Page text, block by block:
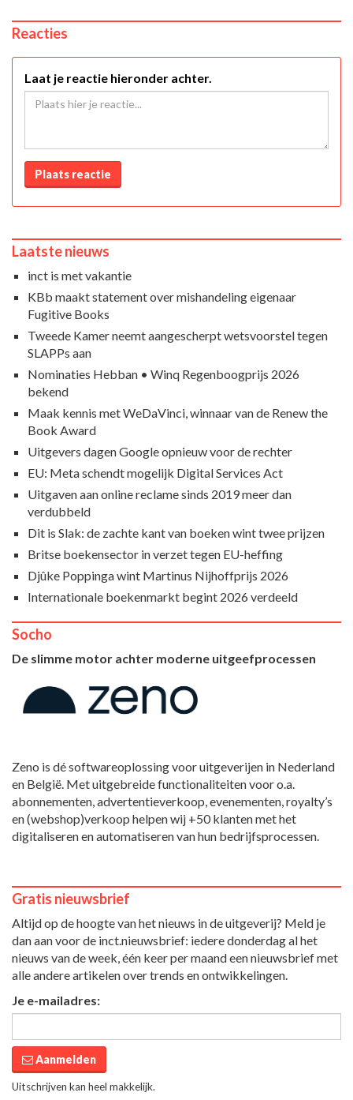
Reacties
Laat je reactie hieronder achter.
Plaats reactie
Laatste nieuws
inct is met vakantie
KBb maakt statement over mishandeling eigenaar
Fugitive Books
Tweede Kamer neemt aangescherpt wetsvoorstel tegen
SLAPPs aan
Nominaties Hebban • Winq Regenboogprijs 2026
bekend
Maak kennis met WeDaVinci, winnaar van de Renew the
Book Award
Uitgevers dagen Google opnieuw voor de rechter
EU: Meta schendt mogelijk Digital Services Act
Uitgaven aan online reclame sinds 2019 meer dan
verdubbeld
Dit is Slak: de zachte kant van boeken wint twee prijzen
Britse boekensector in verzet tegen EU-heffing
Djûke Poppinga wint Martinus Nijhoffprijs 2026
Internationale boekenmarkt begint 2026 verdeeld
Socho
De slimme motor achter moderne uitgeefprocessen
Zeno is dé softwareoplossing voor uitgeverijen in Nederland
en België. Met uitgebreide functionaliteiten voor o.a.
abonnementen, advertentieverkoop, evenementen, royalty’s
en (webshop)verkoop helpen wij +50 klanten met het
digitaliseren en automatiseren van hun bedrijfsprocessen.
Gratis nieuwsbrief
Altijd op de hoogte van het nieuws in de uitgeverij? Meld je
dan aan voor de inct.nieuwsbrief: iedere donderdag al het
nieuws van de week, één keer per maand een nieuwsbrief met
alle andere artikelen over trends en ontwikkelingen.
Je e-mailadres:
Aanmelden
Uitschrijven kan heel makkelijk.